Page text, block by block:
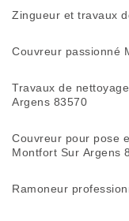
Zingueur et travaux
Couvreur passionné
Travaux de
Argens 83570
Couvreur pour pose
Montfort Sur Argens
Ramoneur